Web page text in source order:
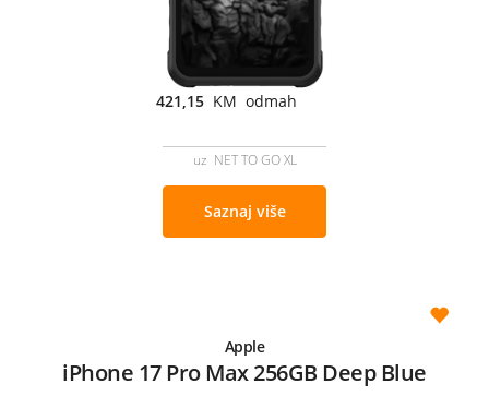
421,15 KM odmah
uz NET TO GO XL
Saznaj više
Apple
iPhone 17 Pro Max 256GB Deep Blue